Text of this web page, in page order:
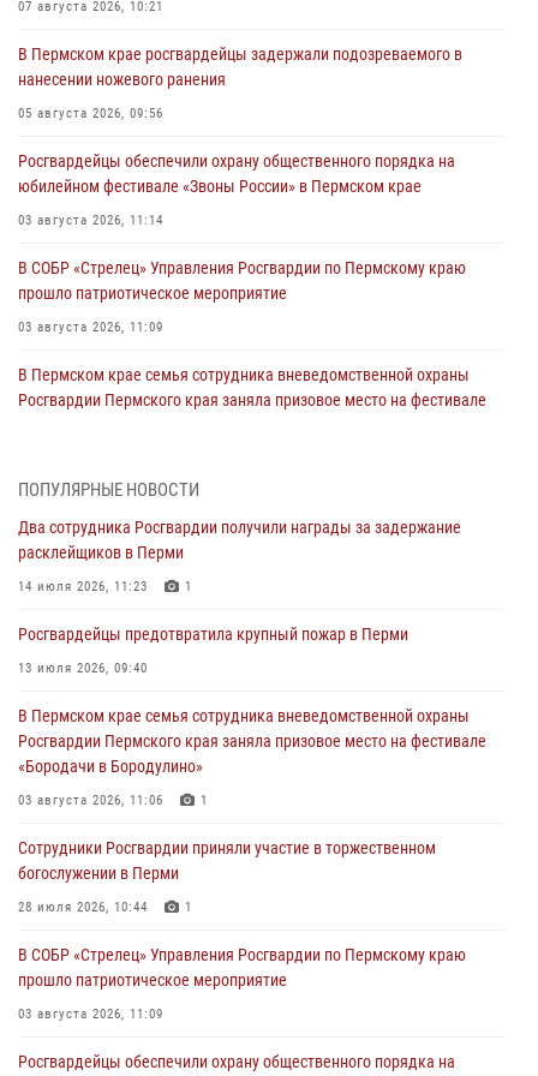
07 августа 2026, 10:21
В Пермском крае росгвардейцы задержали подозреваемого в
нанесении ножевого ранения
05 августа 2026, 09:56
Росгвардейцы обеспечили охрану общественного порядка на
юбилейном фестивале «Звоны России» в Пермском крае
03 августа 2026, 11:14
В СОБР «Стрелец» Управления Росгвардии по Пермскому краю
прошло патриотическое мероприятие
03 августа 2026, 11:09
В Пермском крае семья сотрудника вневедомственной охраны
Росгвардии Пермского края заняла призовое место на фестивале
юных спортсменов
03 августа 2026, 10:59
30 июля 2026, 05:19
богослужении в Перми
28 июля 2026, 10:44
Росгвардейцы оказали силовую поддержку при задержании
28 июля 2026, 06:15
ПОПУЛЯРНЫЕ НОВОСТИ
Два сотрудника Росгвардии получили награды за задержание
расклейщиков в Перми
14 июля 2026, 11:23 1
Росгвардейцы предотвратила крупный пожар в Перми
13 июля 2026, 09:40
В Пермском крае семья сотрудника вневедомственной охраны
Росгвардии Пермского края заняла призовое место на фестивале
«Бородачи в Бородулино»
03 августа 2026, 11:06 1
Сотрудники Росгвардии приняли участие в торжественном
богослужении в Перми
28 июля 2026, 10:44 1
В СОБР «Стрелец» Управления Росгвардии по Пермскому краю
прошло патриотическое мероприятие
03 августа 2026, 11:09
Росгвардейцы обеспечили охрану общественного порядка на